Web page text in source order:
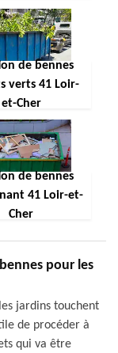
de bennes
verts 41 Loir-
et-Cher
de bennes
41 Loir-et-
Cher
pour les
jardins touchent
de procéder à
qui va être